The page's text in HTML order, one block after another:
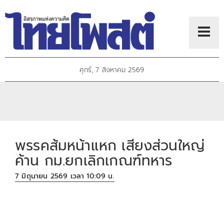
ศุกร์, 7 สิงหาคม 2569
พรรคส้มหน้าแหก เสียงส่วนใหญ่
ค้าน กม.ยกเลิกเกณฑ์ทหาร
7 มิถุนายน 2569 เวลา 10:09 น.